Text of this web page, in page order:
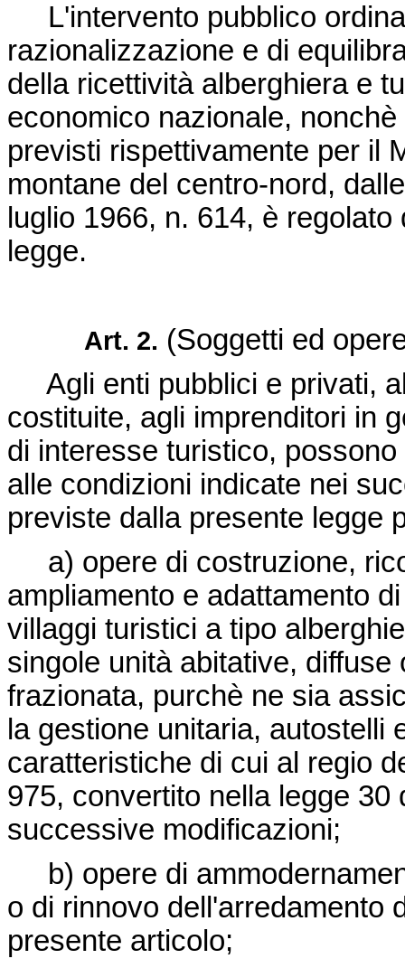
L'intervento pubblico
razionalizzazione e di
della ricettività alberghiera e
economico nazionale,
previsti rispettivamente per il
montane del centro-nord,
luglio 1966, n. 614, è
legge.
Art. 2. (Soggetti ed
Agli enti pubblici e privati,
costituite, agli imprenditori in
di interesse turistico,
alle condizioni indicate nei
previste dalla presente legge
a) opere di costruzione,
ampliamento e adattamento
villaggi turistici a tipo
singole unità abitative,
frazionata, purchè ne sia
la gestione unitaria, autostelli
caratteristiche di cui al regio
975, convertito nella legge 30
successive modificazioni;
b) opere di
o di rinnovo dell'arredamento
presente articolo;